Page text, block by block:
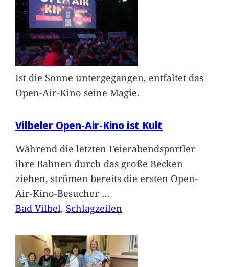
Ist die Sonne untergegangen, entfaltet das
Open-Air-Kino seine Magie.
Vilbeler Open-Air-Kino ist Kult
Während die letzten Feierabendsportler
ihre Bahnen durch das große Becken
ziehen, strömen bereits die ersten Open-
Air-Kino-Besucher …
Bad Vilbel, Schlagzeilen